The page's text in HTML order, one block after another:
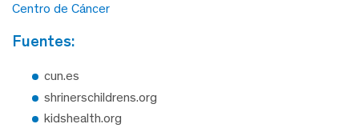
Centro de Cáncer
fuentes:
cun.es
shrinerschildrens.org
kidshealth.org